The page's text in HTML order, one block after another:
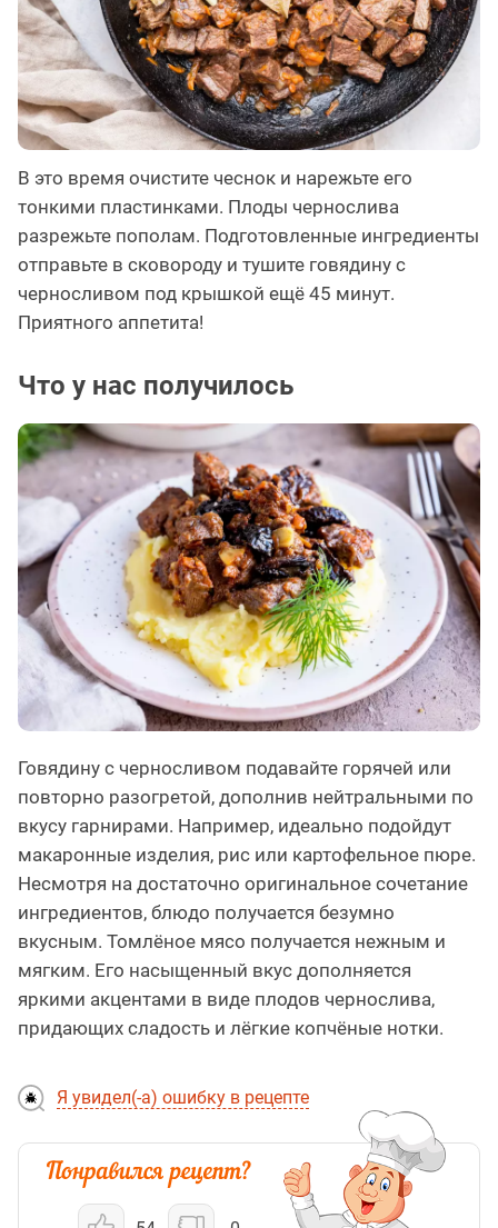
В это время очистите чеснок и нарежьте его
тонкими пластинками. Плоды чернослива
разрежьте пополам. Подготовленные ингредиенты
отправьте в сковороду и тушите говядину с
черносливом под крышкой ещё 45 минут.
Приятного аппетита!
Что у нас получилось
Говядину с черносливом подавайте горячей или
повторно разогретой, дополнив нейтральными по
вкусу гарнирами. Например, идеально подойдут
макаронные изделия, рис или картофельное пюре.
Несмотря на достаточно оригинальное сочетание
ингредиентов, блюдо получается безумно
вкусным. Томлёное мясо получается нежным и
мягким. Его насыщенный вкус дополняется
яркими акцентами в виде плодов чернослива,
придающих сладость и лёгкие копчёные нотки.
Я увидел(-а) ошибку в рецепте